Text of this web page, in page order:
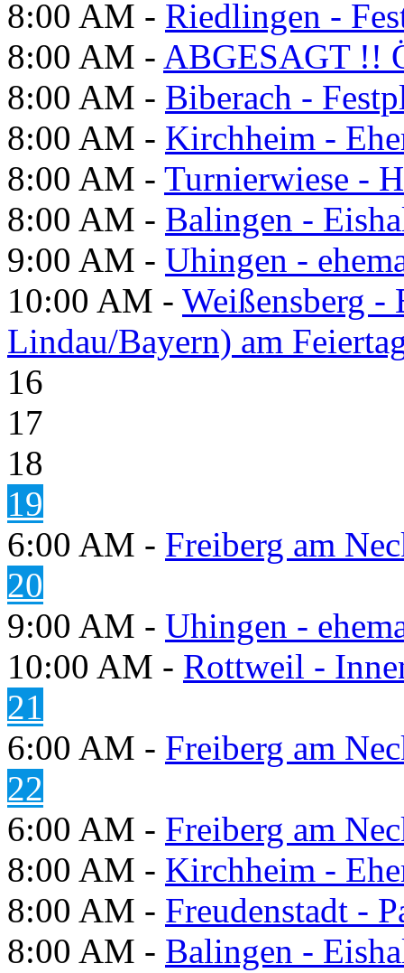
8:00 AM - Riedlingen -
8:00 AM - ABGESAGT !!
8:00 AM - Biberach -
8:00 AM - Kirchheim -
8:00 AM - Turnierwiese -
8:00 AM - Balingen -
9:00 AM - Uhingen -
10:00 AM - Weißensberg
Lindau/Bayern) am
16
17
18
19
6:00 AM - Freiberg am
20
9:00 AM - Uhingen -
10:00 AM - Rottweil -
21
6:00 AM - Freiberg am
22
6:00 AM - Freiberg am
8:00 AM - Kirchheim -
8:00 AM - Freudenstadt -
8:00 AM - Balingen -